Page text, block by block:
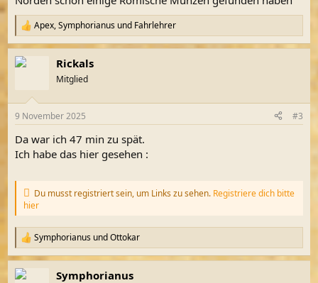
R
e
a
k
e
:
Apex,Symphorianus und Fahrlehrer
Rickals
Mitglied
9 November 2025 #3
Da war ich 47 min zu spät.
Ich habe das hier gesehen :
Du musst registriert sein, um Links zu sehen. Registriere dich bitte
hier
R
e
a
k
Symphorianus undOttokar
Symphorianus